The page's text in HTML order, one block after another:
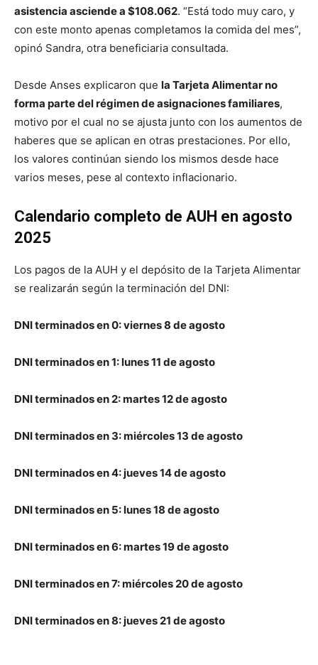
asistencia asciende a $108.062. “Está todo muy caro, y
con este monto apenas completamos la comida del mes”,
opinó Sandra, otra beneficiaria consultada.
Desde Anses explicaron que la Tarjeta Alimentar no
forma parte del régimen de asignaciones familiares,
motivo por el cual no se ajusta junto con los aumentos de
haberes que se aplican en otras prestaciones. Por ello,
los valores continúan siendo los mismos desde hace
varios meses, pese al contexto inflacionario.
Calendario completo de AUH en agosto
2025
Los pagos de la AUH y el depósito de la Tarjeta Alimentar
se realizarán según la terminación del DNI:
DNI terminados en 0: viernes 8 de agosto
DNI terminados en 1: lunes 11 de agosto
DNI terminados en 2: martes 12 de agosto
DNI terminados en 3: miércoles 13 de agosto
DNI terminados en 4: jueves 14 de agosto
DNI terminados en 5: lunes 18 de agosto
DNI terminados en 6: martes 19 de agosto
DNI terminados en 7: miércoles 20 de agosto
DNI terminados en 8: jueves 21 de agosto